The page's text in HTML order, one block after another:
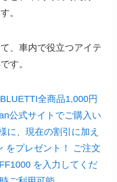
。
、車内で役立つアイテ
す。
全商品1,000円
公式サイトでご購入い
に、現在の割引に加え
をプレゼント！ ご注文
を入力してくだ